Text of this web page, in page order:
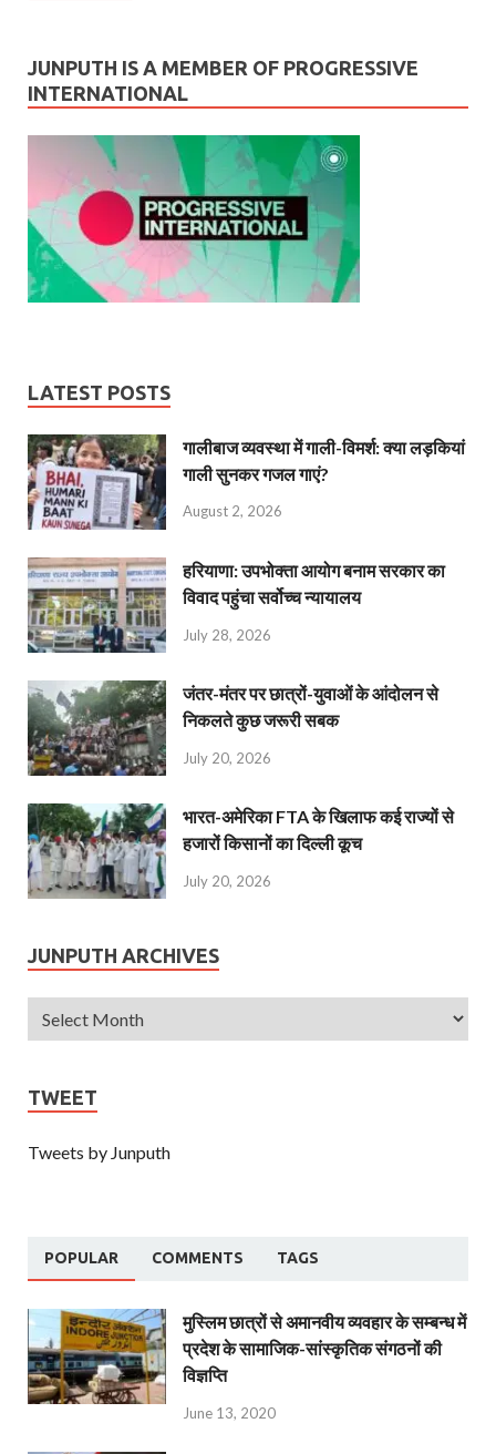
JUNPUTH IS A MEMBER OF PROGRESSIVE
INTERNATIONAL
LATEST POSTS
गालीबाज व्‍यवस्‍था में गाली-विमर्श: क्या लड़कियां
गाली सुनकर गजल गाएं?
August 2, 2026
हरियाणा: उपभोक्ता आयोग बनाम सरकार का
विवाद पहुंचा सर्वोच्च न्यायालय
July 28, 2026
जंतर-मंतर पर छात्रों-युवाओं के आंदोलन से
निकलते कुछ जरूरी सबक
July 20, 2026
भारत-अमेरिका FTA के खिलाफ कई राज्यों से
हजारों किसानों का दिल्ली कूच
July 20, 2026
JUNPUTH ARCHIVES
TWEET
Tweets by Junputh
POPULAR COMMENTS TAGS
मुस्लिम छात्रों से अमानवीय व्यवहार के सम्बन्ध में
प्रदेश के सामाजिक-सांस्कृतिक संगठनों की
विज्ञप्ति
June 13, 2020